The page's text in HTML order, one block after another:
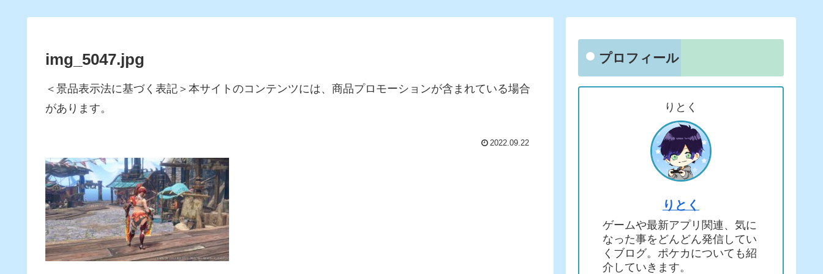
img_5047.jpg
＜景品表示法に基づく表記＞本サイトのコンテンツには、商品プロモーションが含まれている場合
があります。
2022.09.22
プロフィール
りとく
りとく
ゲームや最新アプリ関連、気に
なった事をどんどん発信してい
くブログ。ポケカについても紹
介していきます。